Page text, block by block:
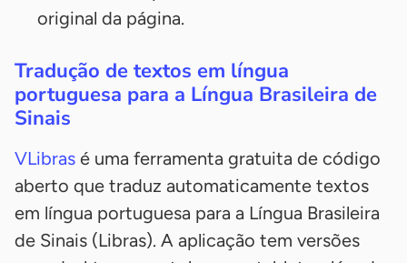
original da página.
Tradução de textos em língua
portuguesa para a Língua Brasileira de
Sinais
VLibras é uma ferramenta gratuita de código
aberto que traduz automaticamente textos
em língua portuguesa para a Língua Brasileira
de Sinais (Libras). A aplicação tem versões